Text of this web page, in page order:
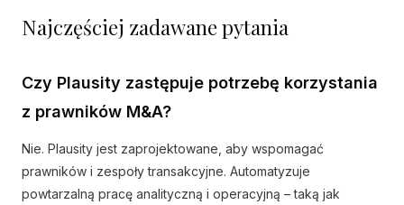
Najczęściej zadawane pytania
Czy Plausity zastępuje potrzebę korzystania
z prawników M&A?
Nie. Plausity jest zaprojektowane, aby wspomagać
prawników i zespoły transakcyjne. Automatyzuje
powtarzalną pracę analityczną i operacyjną – taką jak